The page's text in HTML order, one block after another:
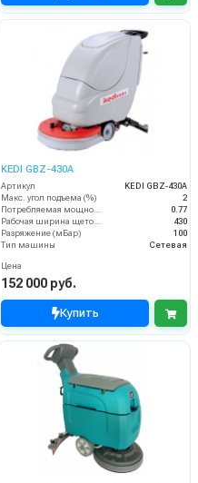
KEDI GBZ-430A
Артикул
KEDI GBZ-430A
Макс. угол подъема (%)
2
Потребляемая мощность (кВт)
0.77
Рабочая ширина щеток (мм)
430
Разряжение (мБар)
100
Тип машины
Сетевая
Цена
152 000 руб.
Купить